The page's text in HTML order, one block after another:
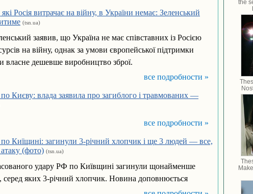
Росія витрачає на війну, в України немає: Зеленський
(tsn.ua)
заявив, що Україна не має співставних із Росією
на війну, однак за умови європейської підтримки
власне дешевше виробництво зброї.
все подробности »
Києву: влада заявила про загиблого і травмованих —
все подробности »
Киїщині: загинули 3-річний хлопчик і ще 3 людей — все,
(фото) (tsn.ua)
удару РФ по Київщині загинули щонайменше
серед яких 3-річний хлопчик. Новина доповнюється